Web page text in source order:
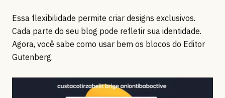
Essa flexibilidade permite criar designs exclusivos.
Cada parte do seu blog pode refletir sua identidade.
Agora, você sabe como usar bem os blocos do Editor
Gutenberg.